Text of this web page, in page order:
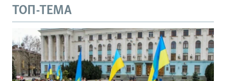
ТОП-ТЕМА